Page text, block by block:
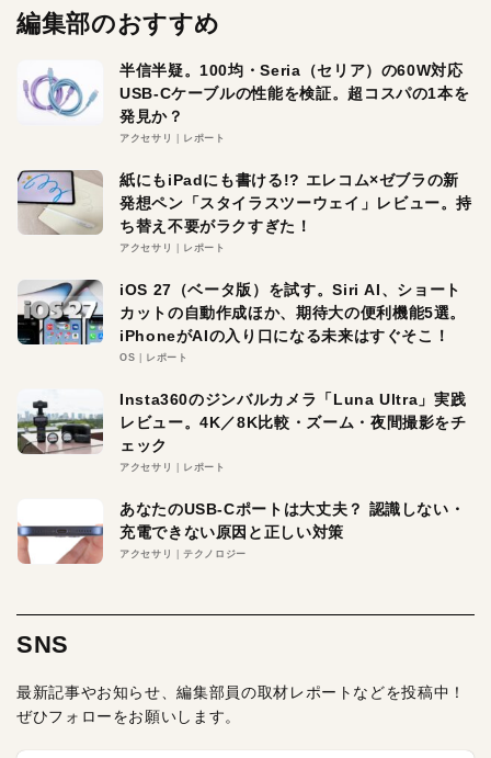
編集部のおすすめ
半信半疑。100均・Seria（セリア）の60W対応
USB-Cケーブルの性能を検証。超コスパの1本を
発見か？
アクセサリ レポート
紙にもiPadにも書ける!? エレコム×ゼブラの新
発想ペン「スタイラスツーウェイ」レビュー。持
ち替え不要がラクすぎた！
アクセサリ レポート
iOS 27（ベータ版）を試す。Siri AI、ショート
カットの自動作成ほか、期待大の便利機能5選。
iPhoneがAIの入り口になる未来はすぐそこ！
OS レポート
Insta360のジンバルカメラ「Luna Ultra」実践
レビュー。4K／8K比較・ズーム・夜間撮影をチ
ェック
アクセサリ レポート
あなたのUSB-Cポートは大丈夫？ 認識しない・
充電できない原因と正しい対策
アクセサリ テクノロジー
SNS
最新記事やお知らせ、編集部員の取材レポートなどを投稿中！
ぜひフォローをお願いします。